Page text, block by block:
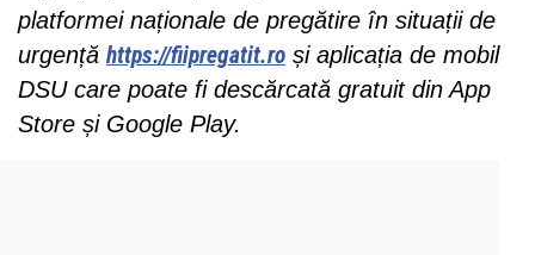
platformei naționale de pregătire în situații de
urgență https://fiipregatit.ro și aplicația de mobil
DSU care poate fi descărcată gratuit din App
Store și Google Play.